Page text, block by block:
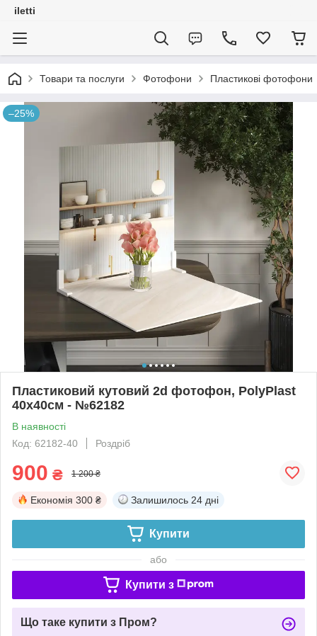
iletti
Товари та послуги Фотофони Пластикові фотофони
–25%
Пластиковий кутовий 2d фотофон, PolyPlast
40x40см - №62182
В наявності
Код: 62182-40
Роздріб
900 ₴ 1 200 ₴
Економія 300 ₴ Залишилось 24 дні
Купити
або
Купити з
Що таке купити з Пром?